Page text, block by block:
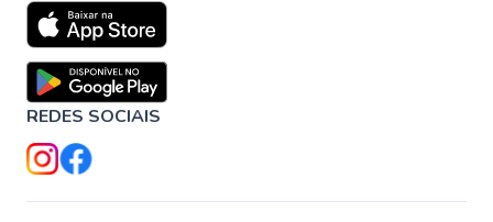
REDES SOCIAIS